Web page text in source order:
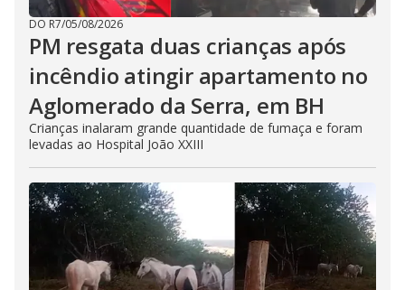
DO R7/05/08/2026
PM resgata duas crianças após
incêndio atingir apartamento no
Aglomerado da Serra, em BH
Crianças inalaram grande quantidade de fumaça e foram
levadas ao Hospital João XXIII